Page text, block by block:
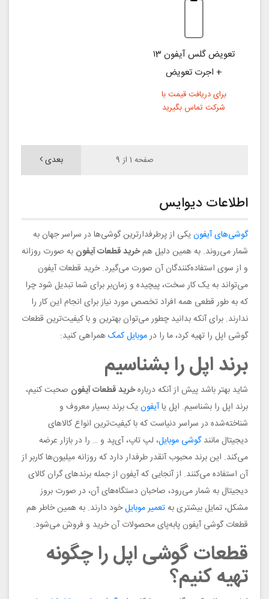
تعویض گلس آیفون ۱3
+ اجرت تعویض
برای دریافت قیمت با
شرکت تماس بگیرید
صفحه 1 از 9 بعدی
اطلاعات دیوایس
گوشی‌های آیفونیکی از پرطرفدارترین گوشی‌ها در سراسر جهان به
شمار می‌روند. به همین دلیل همخرید قطعات آیفون به صورت روزانه
و از سوی استفاده‌کنندگان آن صورت می‌گیرد. خرید قطعات آیفون
می‌تواند به یک کار سخت، پیچیده و زمان‌بر برای شما تبدیل شود‌ چرا
که به طور قطعی همه افراد تخصص مورد نیاز برای انجام این کار را
ندارند. برای آنکه بدانید چطور می‌توان بهترین و با کیفیت‌ترین قطعات
گوشی اپل را تهیه کرد، ما را درموبایل کمکهمراهی کنید:
برند اپل را بشناسیم
شاید بهتر باشد پیش از آنکه دربارهخرید قطعات آیفون صحبت کنیم،
برند اپل را بشناسیم. اپل یاآیفونیک برند بسیار معروف و
شناخته‌شده در سراسر دنیاست که با کیفیت‌ترین انواع کالاهای
دیجیتال مانندگوشی موبایل، لپ تاپ، آی‌پد و … را در بازار عرضه
می‌کند. این برند محبوب آنقدر طرفدار دارد که روزانه میلیون‌ها کاربر از
آن استفاده می‌کنند. از آنجایی که آیفون از جمله برندهای گران کالای
دیجیتال به شمار می‌رود، صاحبان دستگاه‌های آن، در صورت بروز
مشکل، تمایل بیشتری بهتعمیر موبایلخود دارند. به همین خاطر هم
قطعات گوشی آیفون پابه‌پای محصولات آن خرید و فروش می‌شود.
قطعات گوشی اپل را چگونه
تهیه کنیم؟